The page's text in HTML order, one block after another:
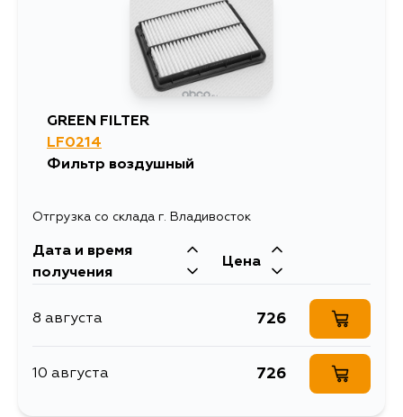
GREEN FILTER
LF0214
Фильтр воздушный
Отгрузка со склада г. Владивосток
Дата и время
получения
Цена
8 августа 726
10 августа 726